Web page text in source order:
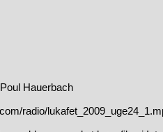
Hauerbach
radio/